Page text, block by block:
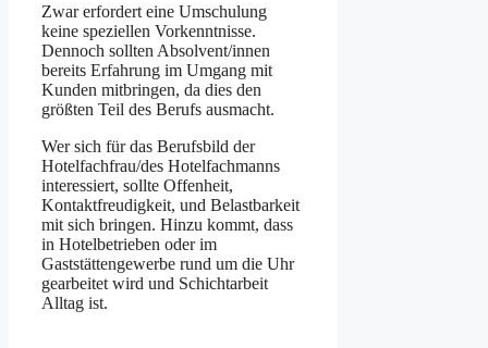
Zwar erfordert eine Umschulung
keine speziellen Vorkenntnisse.
Dennoch sollten Absolvent/innen
bereits Erfahrung im Umgang mit
Kunden mitbringen, da dies den
größten Teil des Berufs ausmacht.
Wer sich für das Berufsbild der
Hotelfachfrau/des Hotelfachmanns
interessiert, sollte Offenheit,
Kontaktfreudigkeit, und Belastbarkeit
mit sich bringen. Hinzu kommt, dass
in Hotelbetrieben oder im
Gaststättengewerbe rund um die Uhr
gearbeitet wird und Schichtarbeit
Alltag ist.